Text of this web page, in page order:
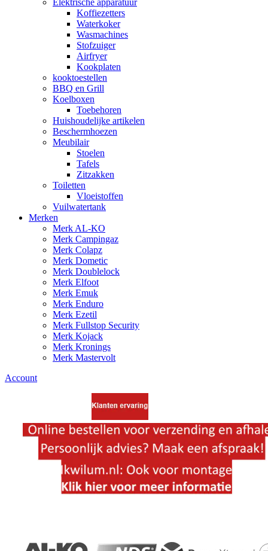
Elektrische apparatuur
Koffiezetters
Waterkoker
Wasmachines
Stofzuiger
Airfryer
Kookplaten
kooktoestellen
BBQ en Grill
Koelboxen
Toebehoren
Huishoudelijke artikelen
Beschermhoezen
Meubilair
Stoelen
Tafels
Zitzakken
Toiletten
Vloeistoffen
Vuilwatertank
Merken
Merk AL-KO
Merk Campingaz
Merk Colapz
Merk Dometic
Merk Doublelock
Merk Elfoot
Merk Emuk
Merk Enduro
Merk Ezetil
Merk Fullstop Security
Merk Kojack
Merk Kronings
Merk Mastervolt
Account